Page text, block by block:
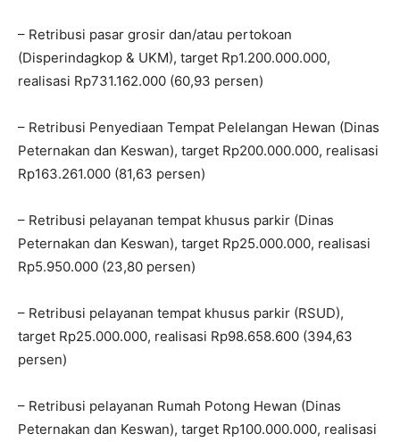
– Retribusi pasar grosir dan/atau pertokoan
(Disperindagkop & UKM), target Rp1.200.000.000,
realisasi Rp731.162.000 (60,93 persen)
– Retribusi Penyediaan Tempat Pelelangan Hewan (Dinas
Peternakan dan Keswan), target Rp200.000.000, realisasi
Rp163.261.000 (81,63 persen)
– Retribusi pelayanan tempat khusus parkir (Dinas
Peternakan dan Keswan), target Rp25.000.000, realisasi
Rp5.950.000 (23,80 persen)
– Retribusi pelayanan tempat khusus parkir (RSUD),
target Rp25.000.000, realisasi Rp98.658.600 (394,63
persen)
– Retribusi pelayanan Rumah Potong Hewan (Dinas
Peternakan dan Keswan), target Rp100.000.000, realisasi